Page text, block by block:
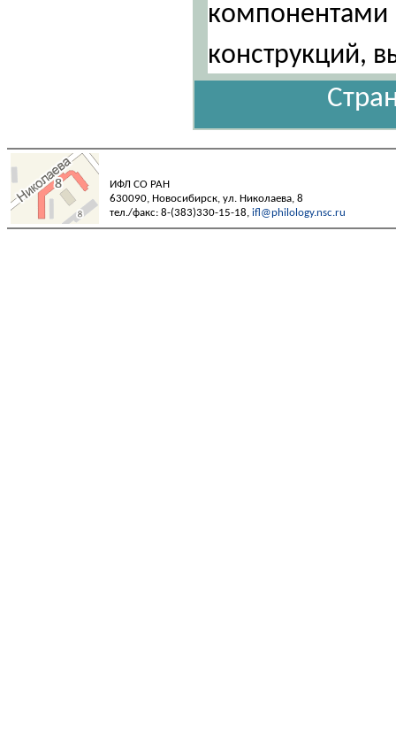
конструкций,
ИФЛ СО РАН
630090, Новосибирск, ул. Николаева, 8
тел./факс: 8-(383)330-15-18, ifl@philology.nsc.ru